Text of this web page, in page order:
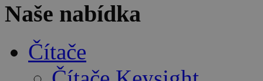
Naše nabídka
Čítače